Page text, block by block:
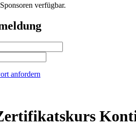
verfügbar.
anfordern